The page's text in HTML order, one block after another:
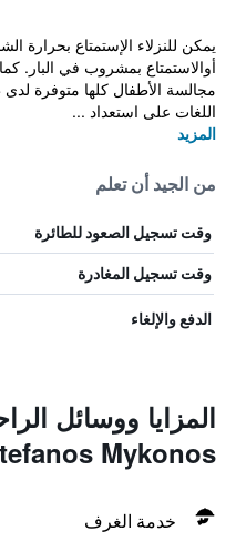
يمكن للنزلاء الإستمتاع
أوالاستمتاع بمشروب في البار.
مجالسة الأطفال كلها متوفرة
اللغات على استعداد ...
المزيد
من الجيد أن تعلم
وقت تسجيل الصعود للطائرة
وقت تسجيل المغادرة
الدفع والإلغاء
Mykonos
خدمة الغرف